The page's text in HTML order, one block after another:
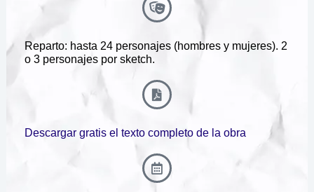
Reparto: hasta 24 personajes (hombres y mujeres). 2
o 3 personajes por sketch.
Descargar gratis el texto completo de la obra